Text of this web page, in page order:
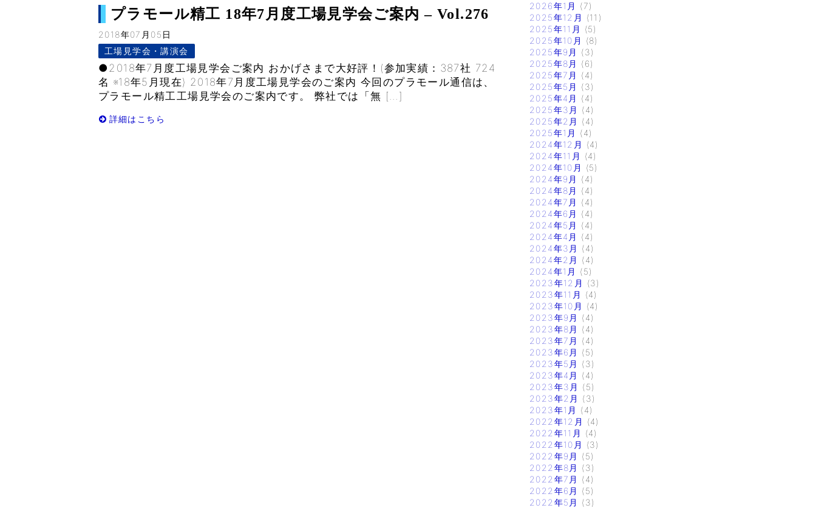
プラモール精工 18年7月度工場見学会ご案内 – Vol.276
2018年07月05日
工場見学会・講演会
●2018年7月度工場見学会ご案内 おかげさまで大好評！(参加実績：387社 724
名 ※18年5月現在) 2018年7月度工場見学会のご案内 今回のプラモール通信は、
プラモール精工工場見学会のご案内です。 弊社では「無 […]
詳細はこちら
2026年1月
(7)
2025年12月
(11)
2025年11月
(5)
2025年10月
(8)
2025年9月
(3)
2025年8月
(6)
2025年7月
(4)
2025年5月
(3)
2025年4月
(4)
2025年3月
(4)
2025年2月
(4)
2025年1月
(4)
2024年12月
(4)
2024年11月
(4)
2024年10月
(5)
2024年9月
(4)
2024年8月
(4)
2024年7月
(4)
2024年6月
(4)
2024年5月
(4)
2024年4月
(4)
2024年3月
(4)
2024年2月
(4)
2024年1月
(5)
2023年12月
(3)
2023年11月
(4)
2023年10月
(4)
2023年9月
(4)
2023年8月
(4)
2023年7月
(4)
2023年6月
(5)
2023年5月
(3)
2023年4月
(4)
2023年3月
(5)
2023年2月
(3)
2023年1月
(4)
2022年12月
(4)
2022年11月
(4)
2022年10月
(3)
2022年9月
(5)
2022年8月
(3)
2022年7月
(4)
2022年6月
(5)
2022年5月
(3)